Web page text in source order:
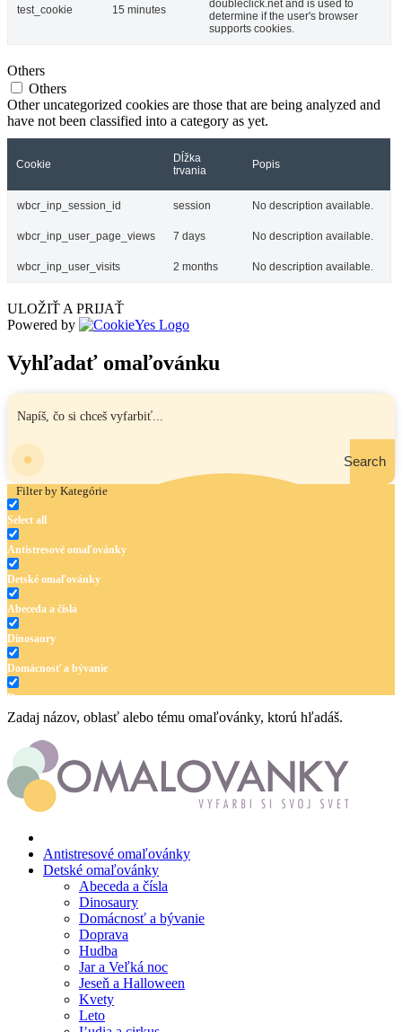
test_cookie 15 minutes
doubleclick.net and is used to
determine if the user's browser
supports cookies.
Others
Others
Other uncategorized cookies are those that are being analyzed and
have not been classified into a category as yet.
Cookie
Dĺžka
trvania
Popis
wbcr_inp_session_id session No description available.
wbcr_inp_user_page_views 7 days No description available.
wbcr_inp_user_visits 2 months No description available.
ULOŽIŤ A PRIJAŤ
Powered by
Vyhľadať omaľovánku
Search
Filter by Kategórie
Select all
Antistresové omaľovánky
Detské omaľovánky
Abeceda a čísla
Dinosaury
Domácnosť a bývanie
Doprava
Hudba
Jar a Veľká noc
Jeseň a Halloween
Ľudia a cirkus
Medvedíkovia a koníky
Ovocie a zelenina
Rozprávky a rozprávkové postavy
Zadaj názov, oblasť alebo tému omaľovánky, ktorú hľadáš.
Antistresové omaľovánky
Detské omaľovánky
Abeceda a čísla
Dinosaury
Domácnosť a bývanie
Doprava
Hudba
Jar a Veľká noc
Jeseň a Halloween
Kvety
Leto